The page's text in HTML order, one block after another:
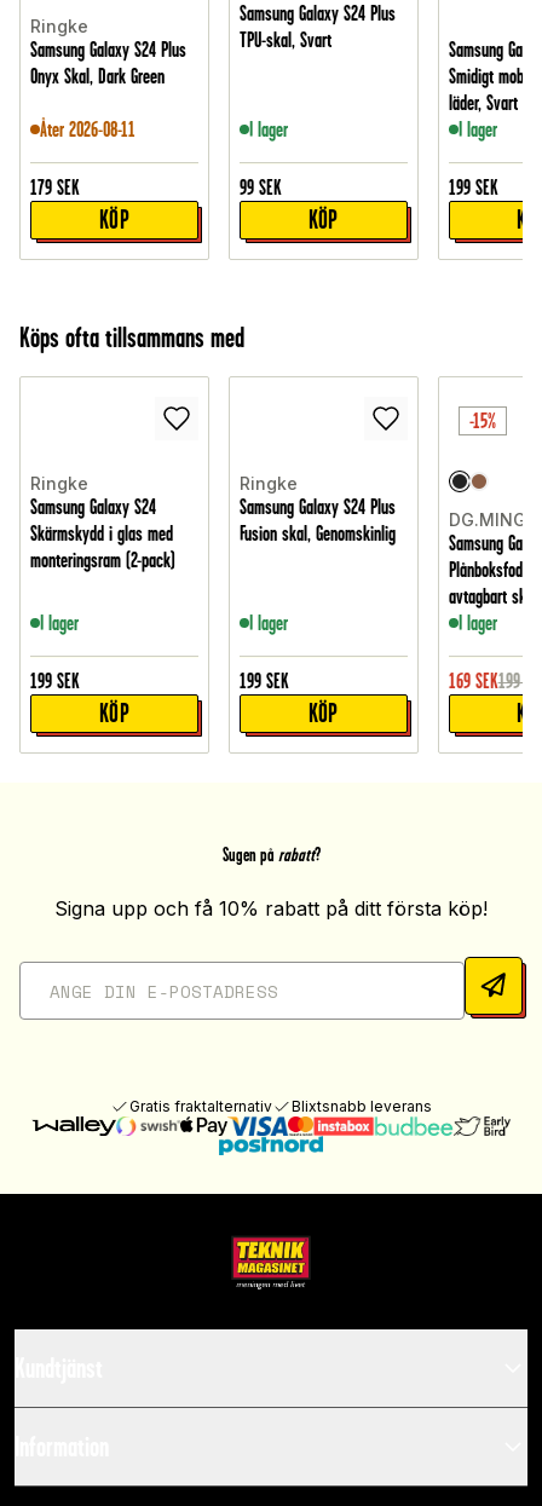
Ringke
Samsung Galaxy S24 Plus
Onyx Skal, Dark Green
Åter 2026-08-11
179 SEK
KÖP
Samsung Galaxy S24 Plus
TPU-skal, Svart
I lager
99 SEK
KÖP
Samsung
Smidigt
läder, Svart
I lager
199 SEK
Köps ofta tillsammans med
Ringke
Samsung Galaxy S24
Skärmskydd i glas med
monteringsram (2-pack)
I lager
199 SEK
KÖP
Ringke
Samsung Galaxy S24 Plus
Fusion skal, Genomskinlig
I lager
199 SEK
KÖP
-15%
DG.MING
Samsung
avtagbart
I lager
169 SEK199
Sugen på rabatt?
Signa upp och få 10% rabatt på ditt första köp!
Gratis fraktalternativ Blixtsnabb leverans